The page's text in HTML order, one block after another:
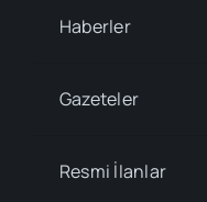
Haberler
Gazeteler
Resmi İlanlar